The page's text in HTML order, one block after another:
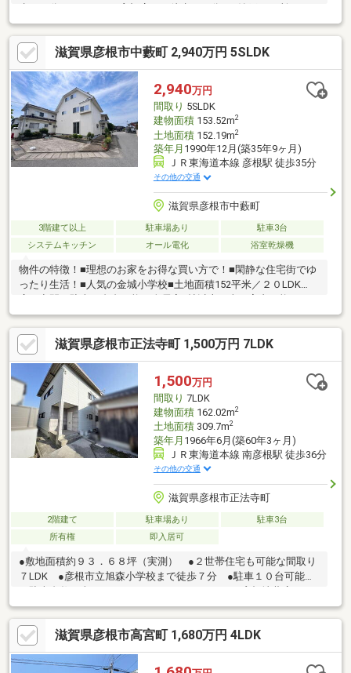
歩３０分 ●フタバヤ 彦根店まで徒歩１４分 ●納戸２か所あり
●バリアフリー住宅●空家につき内覧お気軽にお問合せ下さいま
せ。■駐車２台可能（駐車台数は車種による。）■設備：電気、公
営水道、汚水-個別浄化槽、雑排水-個別浄化槽、追焚機能、浴室
乾燥機、温水洗浄便座、トイレ２ヶ所、ＩＨクッキングヒータ、
カウンターキッチン、食器洗浄乾燥機、システムキッチン、床下
収納、シャッター雨戸、オール電化、床暖房
滋賀県彦根市中藪町 2,940万円 5SLDK
2,940万円
間取り 5SLDK
建物面積153.52m2
土地面積152.19m2
築年月 1990年12月(築35年9ヶ月)
ＪＲ東海道本線 彦根駅 徒歩35分
その他の交通
滋賀県彦根市中藪町
3階建て以上 駐車場あり
駐車3台
システムキッチン
オール電化 浴室乾燥機
物件の特徴！■理想のお家をお得な買い方で！■閑静な住宅街でゆ
ったり生活！■人気の金城小学校■土地面積152平米／２０LDK
■お忙しいお客様はオンライン案内も可能■送迎でも大歓迎！夜の
ご内覧も可能です。■オーダーメイドの資金シミュレーション無
料！住宅ローン相談無料！～弊社が選ばれる理由～１．住宅ロー
ンアドバイザー＆ファイナンシャルプランナー在籍のため、ロー
ンや将来に不安な方でも安心２．購入専門のチームで対応するた
め、建物や地域に不安な方でも安心３．買い替え等も対応できる
売却専門チームも完備
滋賀県彦根市正法寺町 1,500万円 7LDK
1,500万円
間取り 7LDK
建物面積162.02m2
土地面積309.7m2
築年月 1966年6月(築60年3ヶ月)
ＪＲ東海道本線 南彦根駅 徒歩36分
その他の交通
滋賀県彦根市正法寺町
2階建て 駐車場あり
駐車3台
所有権
即入居可
●敷地面積約９３．６８坪（実測） ●２世帯住宅も可能な間取り
７LDK ●彦根市立旭森小学校まで徒歩７分 ●駐車１０台可能
（駐車台数は車種による。） ●フレンドマート 彦根地蔵店まで
徒歩５分■駐車１０台可能（駐車台数は車種による。） ■公簿面
積計３３７．１７㎡を売主にて分筆し、実測面積約３０９．７㎡
が売買対象となります。■設備：公営水道、汚水-個別浄化槽、雑
排水-個別浄化槽
滋賀県彦根市高宮町 1,680万円 4LDK